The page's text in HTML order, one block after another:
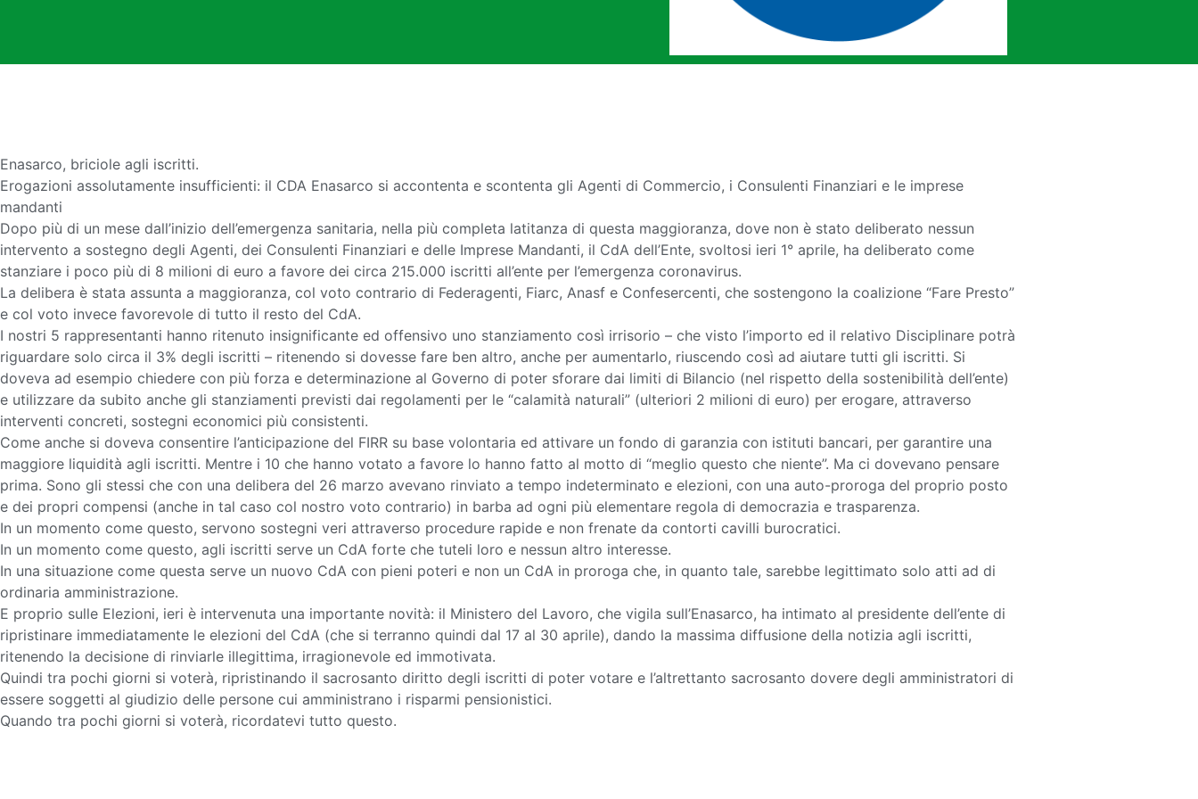
Enasarco, briciole agli iscritti.
Erogazioni assolutamente insufficienti: il CDA Enasarco si accontenta e scontenta gli Agenti di Commercio, i Consulenti Finanziari e le imprese
mandanti
Dopo più di un mese dall’inizio dell’emergenza sanitaria, nella più completa latitanza di questa maggioranza, dove non è stato deliberato nessun
intervento a sostegno degli Agenti, dei Consulenti Finanziari e delle Imprese Mandanti, il CdA dell’Ente, svoltosi ieri 1° aprile, ha deliberato come
stanziare i poco più di 8 milioni di euro a favore dei circa 215.000 iscritti all’ente per l’emergenza coronavirus.
La delibera è stata assunta a maggioranza, col voto contrario di Federagenti, Fiarc, Anasf e Confesercenti, che sostengono la coalizione “Fare Presto”
e col voto invece favorevole di tutto il resto del CdA.
I nostri 5 rappresentanti hanno ritenuto insignificante ed offensivo uno stanziamento così irrisorio – che visto l’importo ed il relativo Disciplinare potrà
riguardare solo circa il 3% degli iscritti – ritenendo si dovesse fare ben altro, anche per aumentarlo, riuscendo così ad aiutare tutti gli iscritti. Si
doveva ad esempio chiedere con più forza e determinazione al Governo di poter sforare dai limiti di Bilancio (nel rispetto della sostenibilità dell’ente)
e utilizzare da subito anche gli stanziamenti previsti dai regolamenti per le “calamità naturali” (ulteriori 2 milioni di euro) per erogare, attraverso
interventi concreti, sostegni economici più consistenti.
Come anche si doveva consentire l’anticipazione del FIRR su base volontaria ed attivare un fondo di garanzia con istituti bancari, per garantire una
maggiore liquidità agli iscritti. Mentre i 10 che hanno votato a favore lo hanno fatto al motto di “meglio questo che niente”. Ma ci dovevano pensare
prima. Sono gli stessi che con una delibera del 26 marzo avevano rinviato a tempo indeterminato e elezioni, con una auto-proroga del proprio posto
e dei propri compensi (anche in tal caso col nostro voto contrario) in barba ad ogni più elementare regola di democrazia e trasparenza.
In un momento come questo, servono sostegni veri attraverso procedure rapide e non frenate da contorti cavilli burocratici.
In un momento come questo, agli iscritti serve un CdA forte che tuteli loro e nessun altro interesse.
In una situazione come questa serve un nuovo CdA con pieni poteri e non un CdA in proroga che, in quanto tale, sarebbe legittimato solo atti ad di
ordinaria amministrazione.
E proprio sulle Elezioni, ieri è intervenuta una importante novità: il Ministero del Lavoro, che vigila sull’Enasarco, ha intimato al presidente dell’ente di
ripristinare immediatamente le elezioni del CdA (che si terranno quindi dal 17 al 30 aprile), dando la massima diffusione della notizia agli iscritti,
ritenendo la decisione di rinviarle illegittima, irragionevole ed immotivata.
Quindi tra pochi giorni si voterà, ripristinando il sacrosanto diritto degli iscritti di poter votare e l’altrettanto sacrosanto dovere degli amministratori di
essere soggetti al giudizio delle persone cui amministrano i risparmi pensionistici.
Quando tra pochi giorni si voterà, ricordatevi tutto questo.